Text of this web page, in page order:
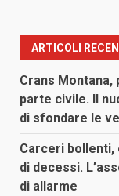
ARTICOLI
Crans
parte civile. Il
di sfondare le
Carceri
di decessi.
di allarme